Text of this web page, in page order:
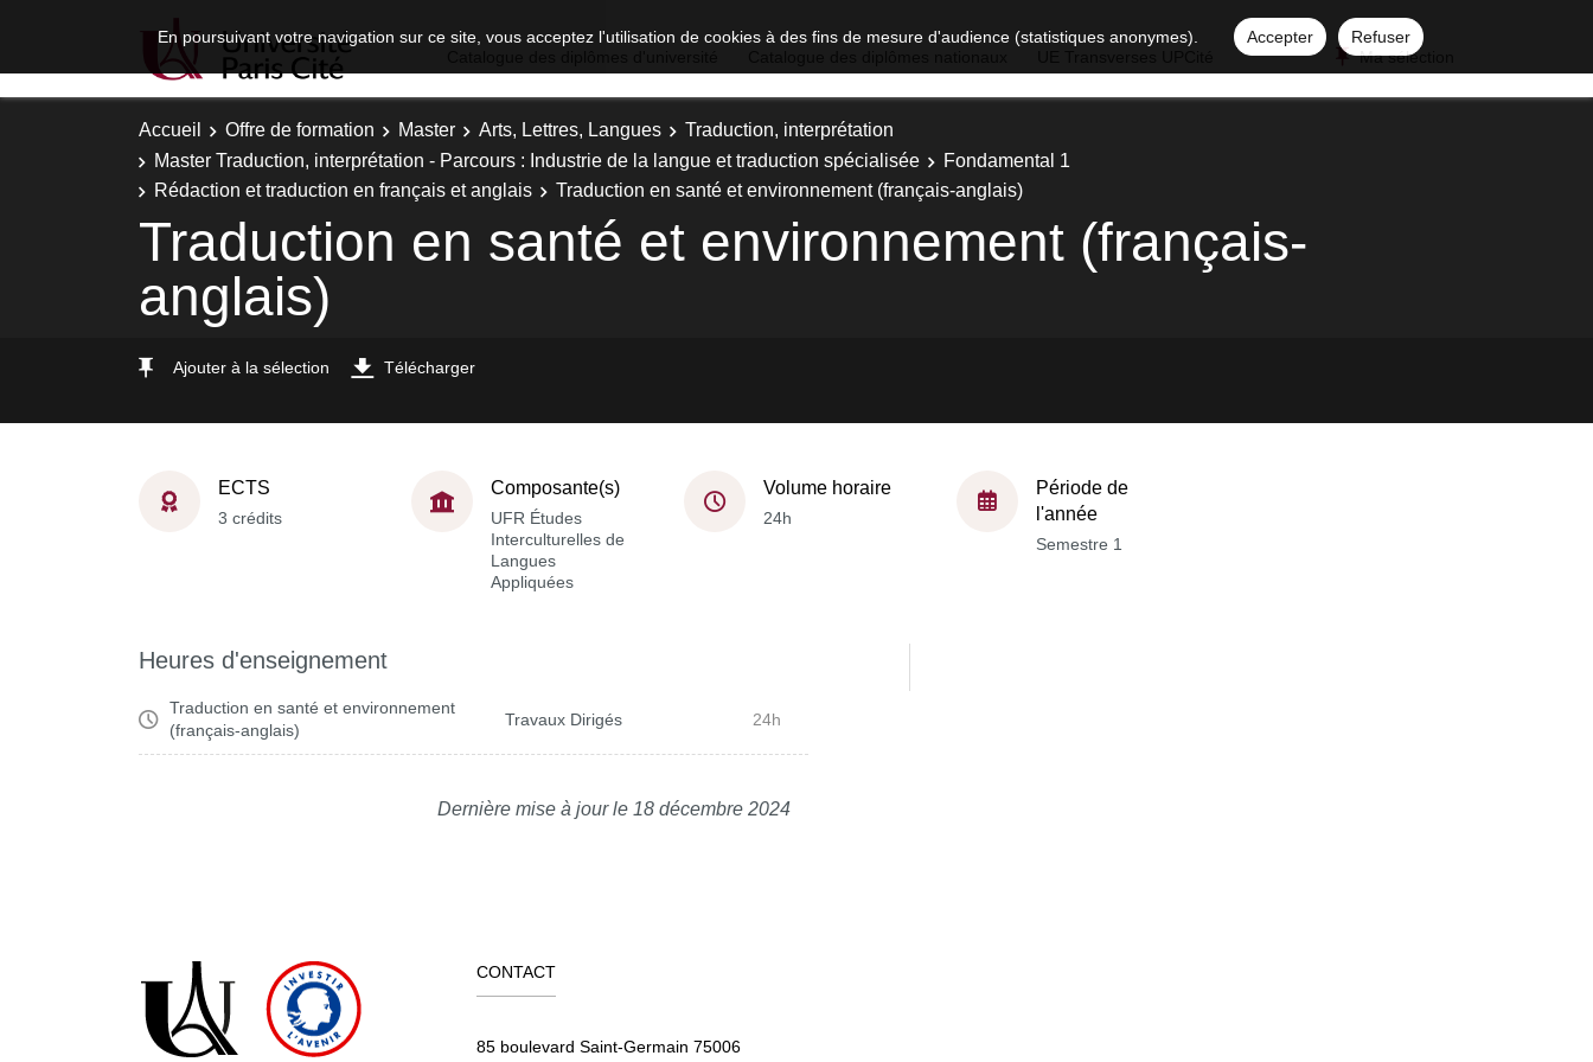
En poursuivant votre navigation sur ce site, vous acceptez l'utilisation de cookies à des fins de mesure d'audience (statistiques anonymes). Accepter
Refuser
Ma sélection
Accueil Offre de formation Master Arts, Lettres, Langues
Traduction, interprétation
Master Traduction, interprétation - Parcours : Industrie de la langue et traduction spécialisée
Fondamental 1
Rédaction et traduction en français et anglais
Traduction en santé et environnement (français-anglais)
Traduction en santé et environnement (français-
anglais)
Ajouter à la sélection Télécharger
ECTS
3 crédits
Composante(s)
UFR Études
Interculturelles de
Langues
Appliquées
Volume horaire
24h
Période de
l'année
Semestre 1
Heures d'enseignement
Traduction en santé et environnement
(français-anglais)
Travaux Dirigés 24h
Dernière mise à jour le 18 décembre 2024
CONTACT
85 boulevard Saint-Germain 75006